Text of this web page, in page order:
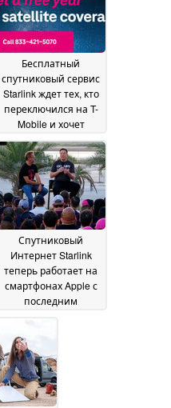
Бесплатный
спутниковый сервис
Starlink ждет тех, кто
переключился на T-
Mobile и хочет
проверить покрытие
мертвой зоны
SpaceX13 March 2025
Спутниковый
Интернет Starlink
теперь работает на
смартфонах Apple с
последним